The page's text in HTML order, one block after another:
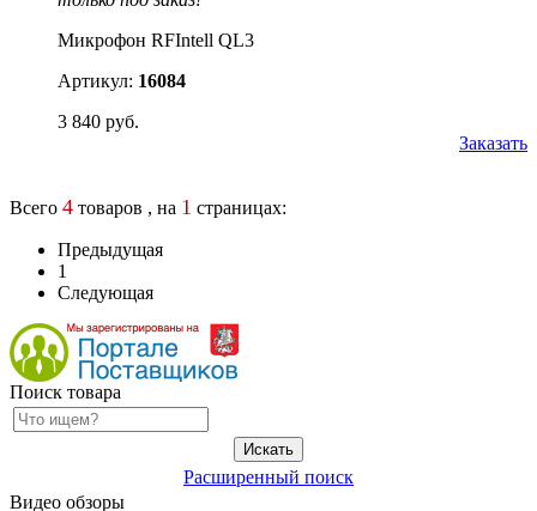
Микрофон RFIntell QL3
Артикул: 16084
3 840 руб.
Заказать
Всего 4 товаров , на 1 страницах:
Предыдущая
1
Следующая
Поиск товара
Расширенный поиск
Видео обзоры